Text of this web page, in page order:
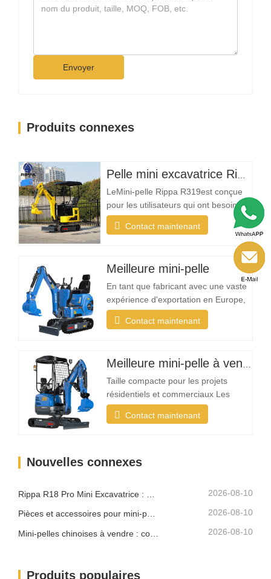
Envoyer
Produits connexes
LeMini-pelle Rippa R319est conçue
pour les utilisateurs qui ont besoin
d'une machine fiable, compacte et
facile à utiliser pour les tâches
d'excavation quotidiennes. Que vous
soyez un entrepreneur paysagiste, un
propriétaire, un agriculteur ou une
entreprise de location, la R319 offre
la…
Contact maintenant
Meilleure mini-pelle
En tant que fabricant avec une vaste
expérience d'exportation en Europe,
en Amérique du Nord, en Australie et
en Asie du Sud-Est, Rippa constate
pour les applications de jardin et
légères Qu'est-ce qui rend une mini-
pelle idéale…
Contact maintenant
Taille compacte pour les projets
résidentiels et commerciaux Les
projets d'aménagement paysager se
déroulent souvent dans des espaces
propriétés résidentielles. Une mini-
Contact maintenant
Nouvelles connexes
2026-08-10
Pièces et accessoires pour mini-pelle Rippa : Guide complet de remplacement et de mise à niveau 2026-08-10
2026-08-10
Produits populaires